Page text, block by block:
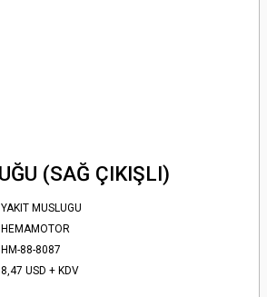
(SAĞ ÇIKIŞLI)
YAKIT MUSLUGU
HEMAMOTOR
HM-88-8087
8,47 USD + KDV